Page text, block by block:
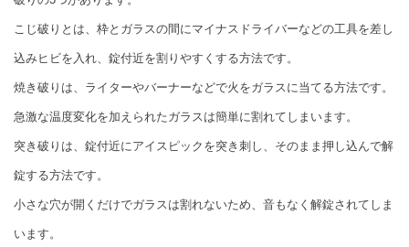
こじ破りとは、枠とガラスの間にマイナスドライバーなどの工具を差し
込みヒビを入れ、錠付近を割りやすくする方法です。
焼き破りは、ライターやバーナーなどで火をガラスに当てる方法です。
急激な温度変化を加えられたガラスは簡単に割れてしまいます。
突き破りは、錠付近にアイスピックを突き刺し、そのまま押し込んで解
錠する方法です。
小さな穴が開くだけでガラスは割れないため、音もなく解錠されてしま
います。